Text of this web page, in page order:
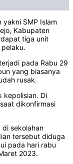
yakni SMP Islam
Kabupaten
tiga unit
pada Rabu 29
yang biasanya
rusak.
kepolisian. Di
dikonfirmasi
di sekolahan
tersebut diduga
pada hari rabu
2023.